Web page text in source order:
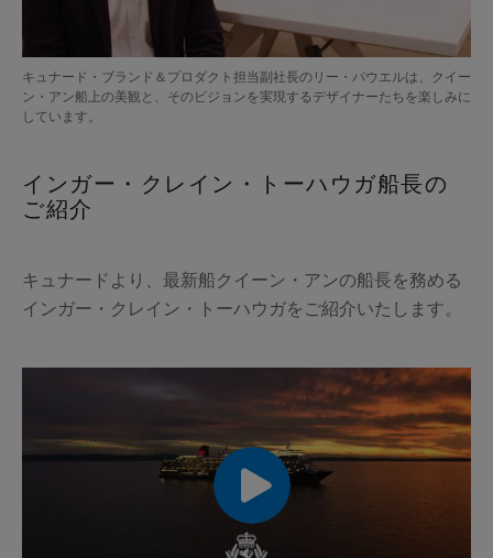
00:00 00:00
キュナード・ブランド＆プロダクト担当副社長のリー・パウエルは、クイー
ン・アン船上の美観と、そのビジョンを実現するデザイナーたちを楽しみに
しています。
インガー・クレイン・トーハウガ船長の
ご紹介
キュナードより、最新船クイーン・アンの船長を務める
インガー・クレイン・トーハウガをご紹介いたします。